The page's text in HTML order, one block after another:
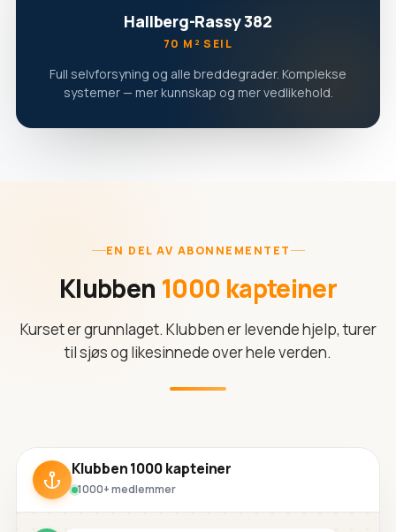
Hallberg-Rassy 382
70 M² SEIL
Full selvforsyning og alle breddegrader. Komplekse
systemer — mer kunnskap og mer vedlikehold.
EN DEL AV ABONNEMENTET
Klubben 1000 kapteiner
Kurset er grunnlaget. Klubben er levende hjelp, turer
til sjøs og likesinnede over hele verden.
Klubben 1000 kapteiner
1000+ medlemmer